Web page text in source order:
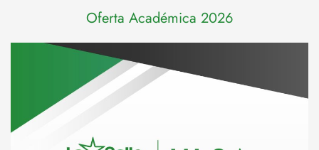
Oferta Académica 2026